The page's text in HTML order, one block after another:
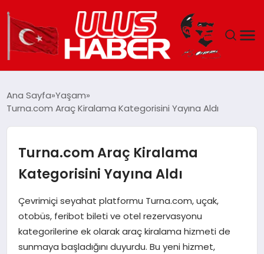
EKONOMI
SIYASET
TEKNOLOJI
EĞITIM
Ana Sayfa Yaşam
Turna.com Araç Kiralama Kategorisini Yayına Aldı
Turna.com Araç Kiralama
Kategorisini Yayına Aldı
Çevrimiçi seyahat platformu Turna.com, uçak,
otobüs, feribot bileti ve otel rezervasyonu
kategorilerine ek olarak araç kiralama hizmeti de
sunmaya başladığını duyurdu. Bu yeni hizmet,